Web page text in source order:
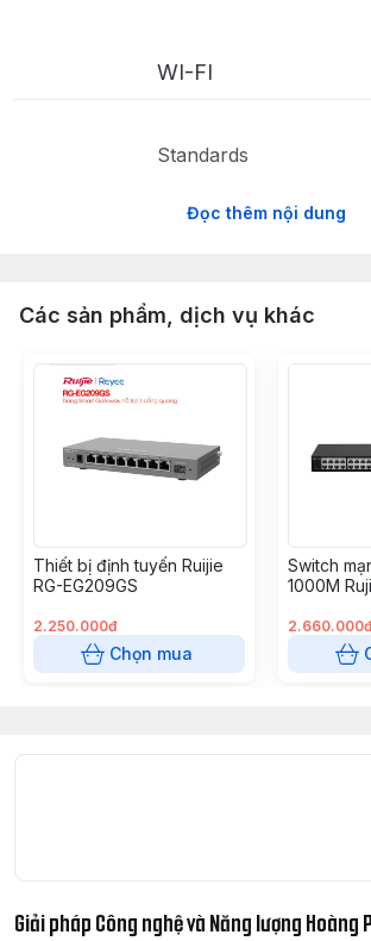
WI-FI
Standards
Đọc thêm nội dung
Các sản phẩm, dịch vụ khác
Thiết bị định tuyến Ruijie
RG-EG209GS
2.250.000đ
Chọn mua
Switch
1000M
2.660.000đ
Giải pháp Công nghệ và Năng lượng Hoàng